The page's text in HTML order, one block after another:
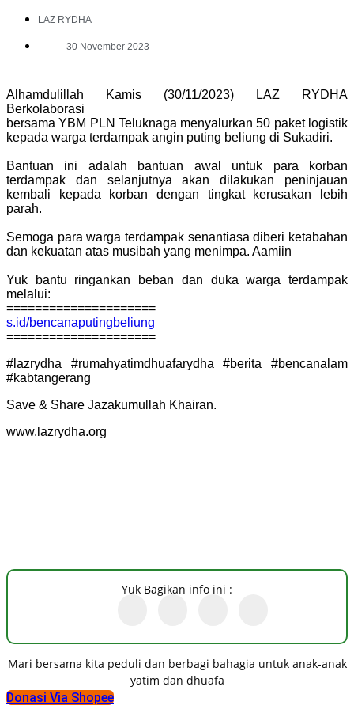
LAZ RYDHA
30 November 2023
Alhamdulillah Kamis (30/11/2023) LAZ RYDHA
Berkolaborasi
bersama YBM PLN Teluknaga menyalurkan 50 paket logistik
kepada warga terdampak angin puting beliung di Sukadiri.
Bantuan ini adalah bantuan awal untuk para korban
terdampak dan selanjutnya akan dilakukan peninjauan
kembali kepada korban dengan tingkat kerusakan lebih
parah.
Semoga para warga terdampak senantiasa diberi ketabahan
dan kekuatan atas musibah yang menimpa. Aamiin
Yuk bantu ringankan beban dan duka warga terdampak
melalui:
=====================
s.id/bencanaputingbeliung
=====================
#lazrydha #rumahyatimdhuafarydha #berita #bencanalam
#kabtangerang
Save & Share Jazakumullah Khairan.
www.lazrydha.org
Yuk Bagikan info ini :
Mari bersama kita peduli dan berbagi bahagia untuk anak-anak
yatim dan dhuafa
Donasi Via Shopee